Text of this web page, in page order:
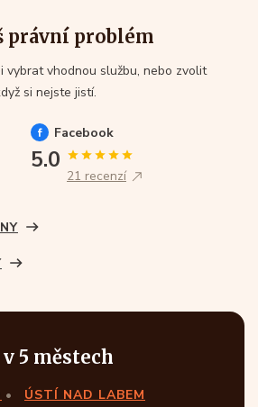
právní problém
vybrat vhodnou službu, nebo zvolit
si nejste jistí.
Facebook
5.0
21 recenzí
5 městech
ÚSTÍ NAD LABEM